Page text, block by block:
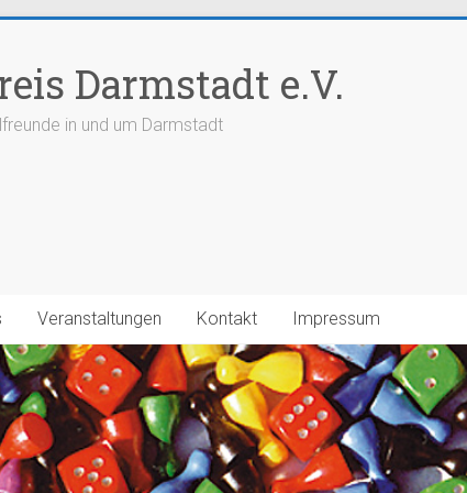
Darmstadt e.V.
in und um Darmstadt
Veranstaltungen Kontakt Impressum